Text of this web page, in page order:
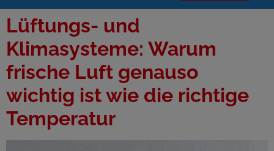
Lüftungs- und
Klimasysteme: Warum
frische Luft genauso
wichtig ist wie die richtige
Temperatur